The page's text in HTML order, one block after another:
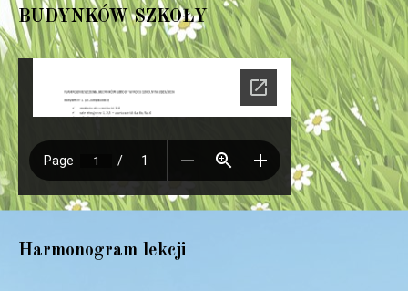
BUDYNKÓW SZKOŁY
Harmonogram lekcji